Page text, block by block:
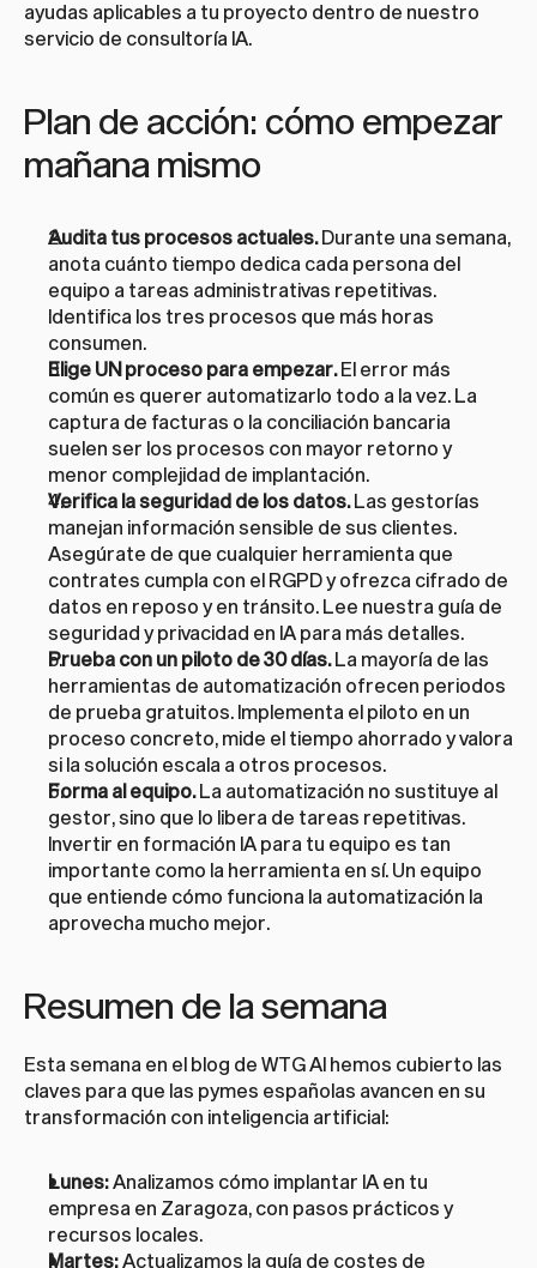
servicio de consultoría IA.
Plan de acción: cómo empezar
mañana mismo
Audita tus procesos actuales. Durante una semana,
anota cuánto tiempo dedica cada persona del
equipo a tareas administrativas repetitivas.
Identifica los tres procesos que más horas
consumen.
Elige UN proceso para empezar. El error más
común es querer automatizarlo todo a la vez. La
captura de facturas o la conciliación bancaria
suelen ser los procesos con mayor retorno y
menor complejidad de implantación.
Verifica la seguridad de los datos. Las gestorías
manejan información sensible de sus clientes.
Asegúrate de que cualquier herramienta que
contrates cumpla con el RGPD y ofrezca cifrado de
datos en reposo y en tránsito. Lee nuestra guía de
seguridad y privacidad en IA para más detalles.
Prueba con un piloto de 30 días. La mayoría de las
herramientas de automatización ofrecen periodos
de prueba gratuitos. Implementa el piloto en un
proceso concreto, mide el tiempo ahorrado y valora
si la solución escala a otros procesos.
Forma al equipo. La automatización no sustituye al
gestor, sino que lo libera de tareas repetitivas.
Invertir en formación IA para tu equipo es tan
importante como la herramienta en sí. Un equipo
que entiende cómo funciona la automatización la
aprovecha mucho mejor.
Resumen de la semana
Esta semana en el blog de WTG AI hemos cubierto las
claves para que las pymes españolas avancen en su
transformación con inteligencia artificial:
Lunes: Analizamos cómo implantar IA en tu
empresa en Zaragoza, con pasos prácticos y
recursos locales.
Martes: Actualizamos la guía de costes de